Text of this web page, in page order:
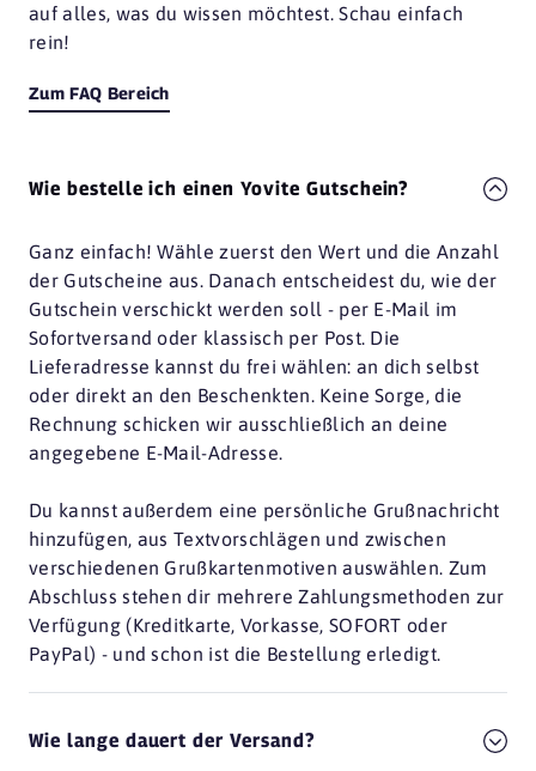
auf alles, was du wissen möchtest. Schau einfach
rein!
Zum FAQ Bereich
Wie bestelle ich einen Yovite Gutschein?
Ganz einfach! Wähle zuerst den Wert und die Anzahl
der Gutscheine aus. Danach entscheidest du, wie der
Gutschein verschickt werden soll - per E-Mail im
Sofortversand oder klassisch per Post. Die
Lieferadresse kannst du frei wählen: an dich selbst
oder direkt an den Beschenkten. Keine Sorge, die
Rechnung schicken wir ausschließlich an deine
angegebene E-Mail-Adresse.
Du kannst außerdem eine persönliche Grußnachricht
hinzufügen, aus Textvorschlägen und zwischen
verschiedenen Grußkartenmotiven auswählen. Zum
Abschluss stehen dir mehrere Zahlungsmethoden zur
Verfügung (Kreditkarte, Vorkasse, SOFORT oder
PayPal) - und schon ist die Bestellung erledigt.
Wie lange dauert der Versand?